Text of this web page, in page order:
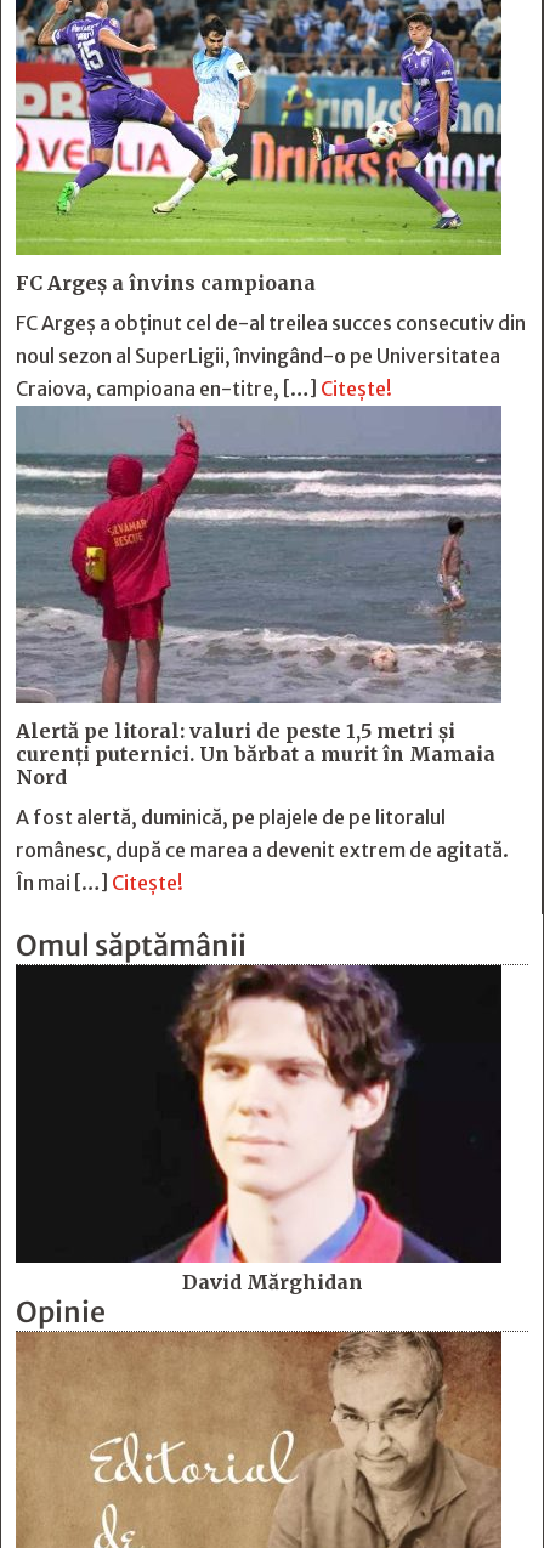
FC Argeş a învins campioana
FC Argeş a obţinut cel de-al treilea succes consecutiv din
noul sezon al SuperLigii, învingând-o pe Universitatea
Craiova, campioana en-titre, […] Citește!
Alertă pe litoral: valuri de peste 1,5 metri și
curenți puternici. Un bărbat a murit în Mamaia
Nord
A fost alertă, duminică, pe plajele de pe litoralul
românesc, după ce marea a devenit extrem de agitată.
În mai […] Citește!
Omul săptămânii
David Mărghidan
Opinie